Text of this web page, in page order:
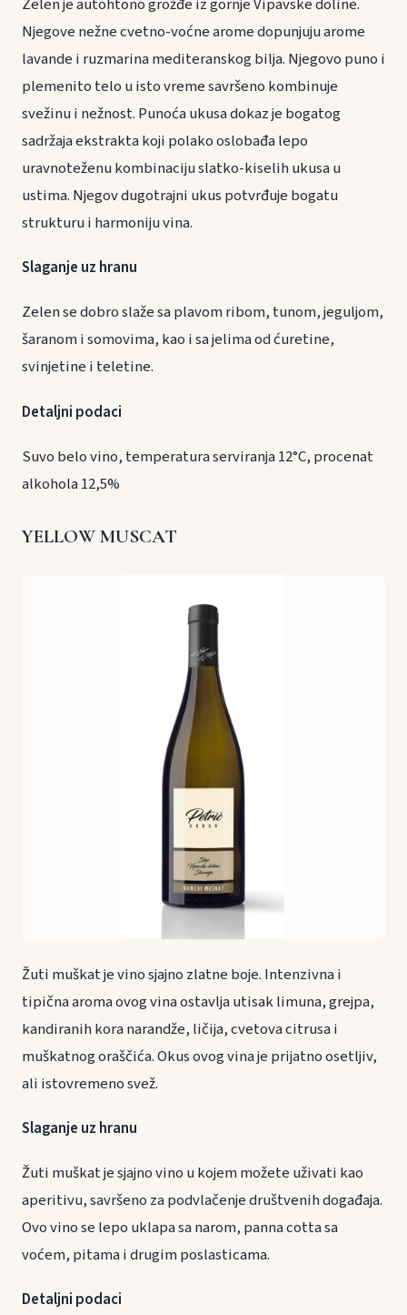
Zelen je autohtono grožđe iz gornje Vipavske doline.
Njegove nežne cvetno-voćne arome dopunjuju arome
lavande i ruzmarina mediteranskog bilja. Njegovo puno i
plemenito telo u isto vreme savršeno kombinuje
svežinu i nežnost. Punoća ukusa dokaz je bogatog
sadržaja ekstrakta koji polako oslobađa lepo
uravnoteženu kombinaciju slatko-kiselih ukusa u
ustima. Njegov dugotrajni ukus potvrđuje bogatu
strukturu i harmoniju vina.
Slaganje uz hranu
Zelen se dobro slaže sa plavom ribom, tunom, jeguljom,
šaranom i somovima, kao i sa jelima od ćuretine,
svinjetine i teletine.
Detaljni podaci
Suvo belo vino, temperatura serviranja 12°C, procenat
alkohola 12,5%
YELLOW MUSCAT
Žuti muškat je vino sjajno zlatne boje. Intenzivna i
tipična aroma ovog vina ostavlja utisak limuna, grejpa,
kandiranih kora narandže, ličija, cvetova citrusa i
muškatnog oraščića. Okus ovog vina je prijatno osetljiv,
ali istovremeno svež.
Slaganje uz hranu
Žuti muškat je sjajno vino u kojem možete uživati kao
aperitivu, savršeno za podvlačenje društvenih događaja.
Ovo vino se lepo uklapa sa narom, panna cotta sa
voćem, pitama i drugim poslasticama.
Detaljni podaci